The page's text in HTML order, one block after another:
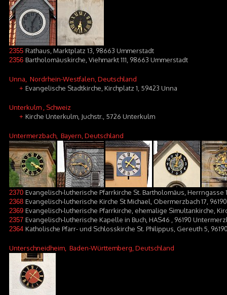
2355 Rathaus, Marktplatz 13, 98663 Ummerstadt
2356 Bartholomäuskirche, Viehmarkt 111, 98663 Ummerstadt
Unna , Nordrhein-Westfalen, Deutschland
+ Evangelische Stadtkirche, Kirchplatz 1, 59423 Unna
Unterkulm , Schweiz
+ Kirche Unterkulm, Juchstr., 5726 Unterkulm
Untermerzbach , Bayern, Deutschland
2370 Evangelisch-lutherische Pfarrkirche St. Bartholomäus,
2368 Evangelisch-lutherische Kirche St Michael, Obermerzbach 17,
2369 Evangelisch-lutherische Pfarrkirche, ehemalige Simultankirche,
2357 Evangelisch-lutherische Kapelle in Buch, HAS46 , 96190
2364 Katholische Pfarr- und Schlosskirche St. Philippus, Gereuth 5,
Unterschneidheim , Baden-Württemberg, Deutschland